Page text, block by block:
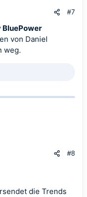
#7
BluePower
von Daniel
weg.
#8
die Trends